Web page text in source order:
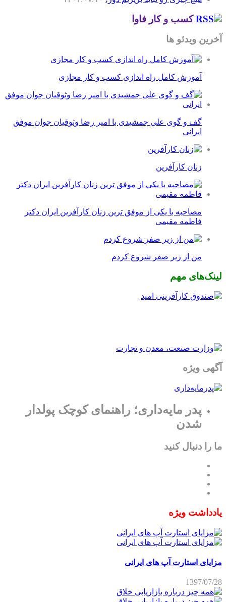
کسب و کار فاوا
آخرین ویدئو ها
آموزش کامل راه اندازی کسب و کار مجازی
گف و گوی علی جمشیدی با امیر رضا وثوقیان جوان موفق
ایرانی
زنان کارآفرین
مصاحبه با یکی از موفق ترین زنان کارآفرین ایران دکتر
فاطمه مقیمی
من از زیر صفر شروع کردم
لینک‌های مهم
آگهی ویژه
پدر مایه‌داری؛ راهنمای کوچک پولدار
شدن
ما را دنبال کنید
یادداشت ویژه
مزایای استارت آپ های ایرانی
1397/07/28